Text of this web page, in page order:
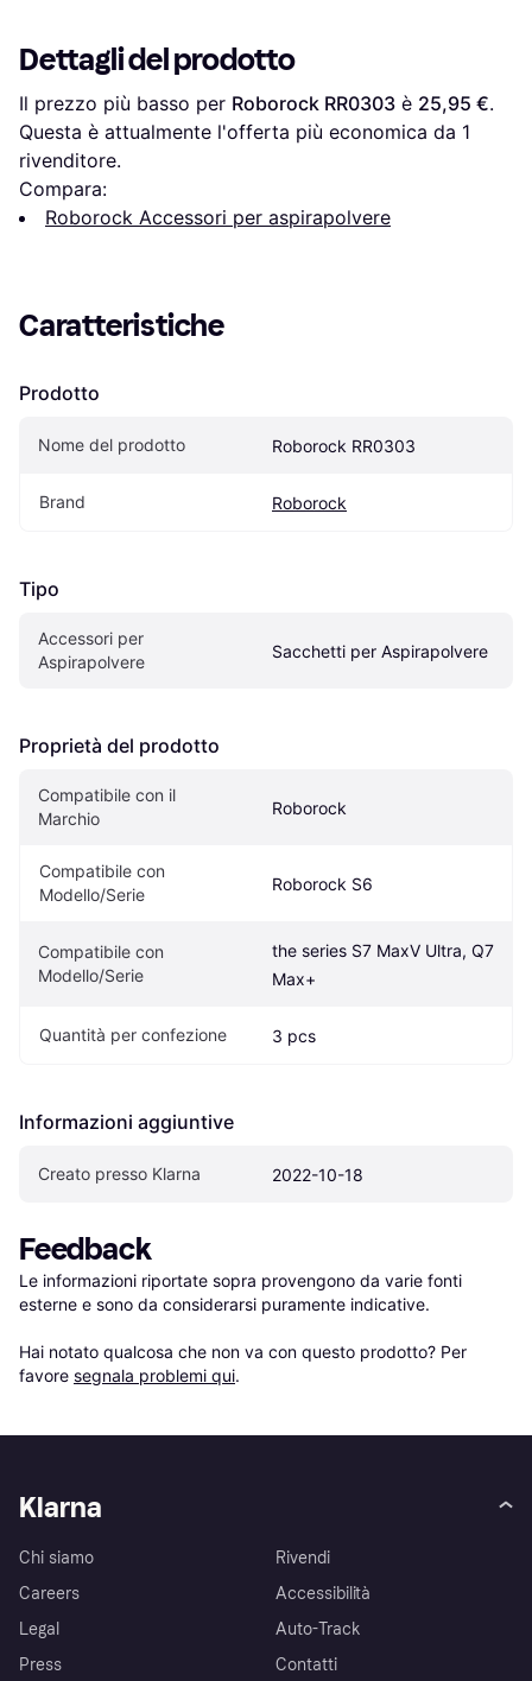
Dettagli del prodotto
Il prezzo più basso per Roborock RR0303 è 25,95 €.
Questa è attualmente l'offerta più economica da 1
rivenditore.
Compara:
Roborock Accessori per aspirapolvere
Caratteristiche
Prodotto
Nome del prodotto Roborock RR0303
Brand Roborock
Tipo
Accessori per
Aspirapolvere
Sacchetti per Aspirapolvere
Proprietà del prodotto
Compatibile con il
Marchio
Roborock
Compatibile con
Modello/Serie
Roborock S6
Compatibile con
Modello/Serie
the series S7 MaxV Ultra, Q7
Max+
Quantità per confezione 3 pcs
Informazioni aggiuntive
Creato presso Klarna 2022-10-18
Feedback
Le informazioni riportate sopra provengono da varie fonti
esterne e sono da considerarsi puramente indicative.
Hai notato qualcosa che non va con questo prodotto? Per
favore segnala problemi qui.
Klarna
Chi siamo
Careers
Legal
Press
Rivendi
Accessibilità
Auto-Track
Contatti